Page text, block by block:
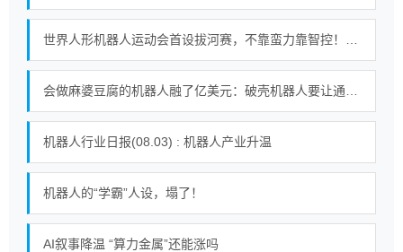
机器人行业日报(08.03) : 机器人产业升温
机器人的“学霸”人设，塌了！
AI叙事降温 “算力金属”还能涨吗